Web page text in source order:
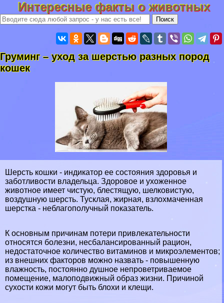
Интересные факты о животных
Груминг – уход за шерстью разных пород
кошек
Шерсть кошки - индикатор ее состояния здоровья и
заботливости владельца. Здоровое и ухоженное
животное имеет чистую, блестящую, шелковистую,
воздушную шерсть. Тусклая, жирная, взлохмаченная
шерстка - нeблагополучный показатель.
К основным причинам потери привлекательности
относятся болезни, несбалансированный рацион,
недостаточное количество витаминов и микроэлементов;
из внешних факторов можно назвать - повышенную
влажность, постоянно душное непроветриваемое
помещение, малоподвижный образ жизни. Причиной
сухости кожи могут быть блохи и клещи.